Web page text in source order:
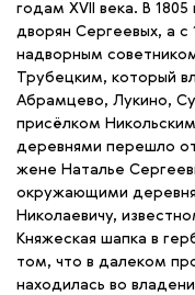
годам XVII века. В
дворян Сергеевых, а с
надворным
Трубецким, который
Абрамцево, Лукино,
присёлком
деревнями перешло
жене Наталье
окружающими
Николаевичу,
Княжеская шапка в
том, что в далеком
находилась во